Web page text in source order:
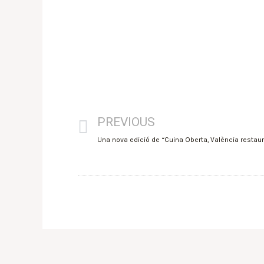
PREVIOUS
Una nova edició de “Cuina Oberta, València